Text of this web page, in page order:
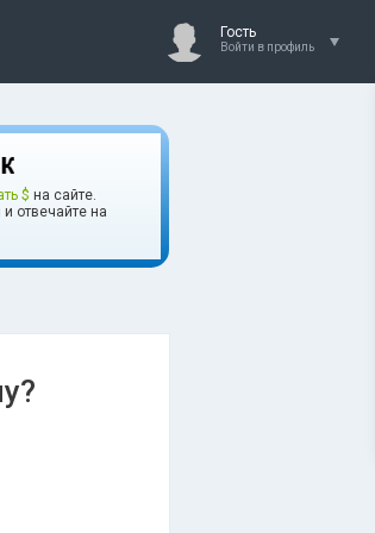
Гость
Войти в профиль
$ на сайте.
отвечайте на